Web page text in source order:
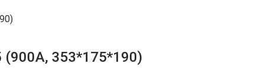
(900А, 353*175*190)